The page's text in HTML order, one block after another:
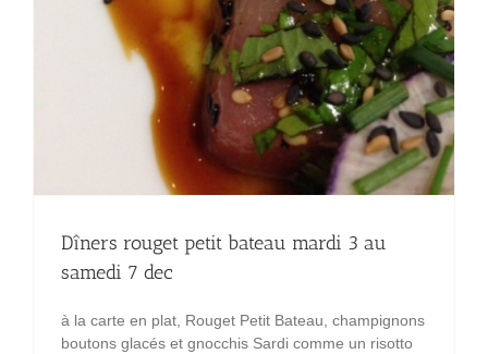
Dîners rouget petit bateau mardi 3 au
samedi 7 dec
à la carte en plat, Rouget Petit Bateau, champignons
boutons glacés et gnocchis Sardi comme un risotto